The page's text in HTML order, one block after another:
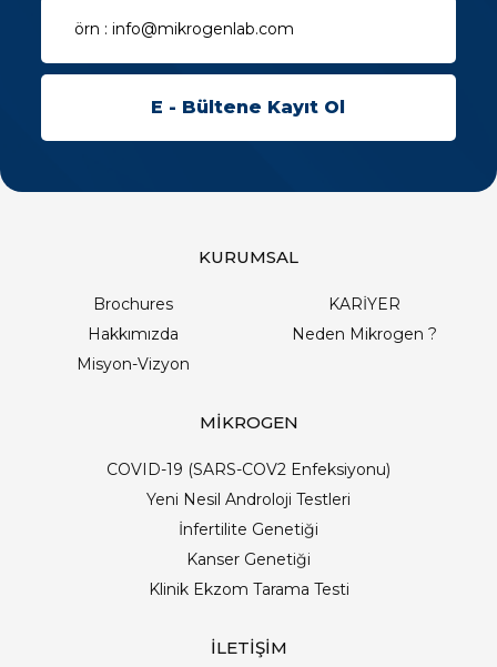
KURUMSAL
Brochures
KARİYER
Hakkımızda
Neden Mikrogen ?
Misyon-Vizyon
MİKROGEN
COVID-19 (SARS-COV2 Enfeksiyonu)
Yeni Nesil Androloji Testleri
İnfertilite Genetiği
Kanser Genetiği
Klinik Ekzom Tarama Testi
İLETİŞİM